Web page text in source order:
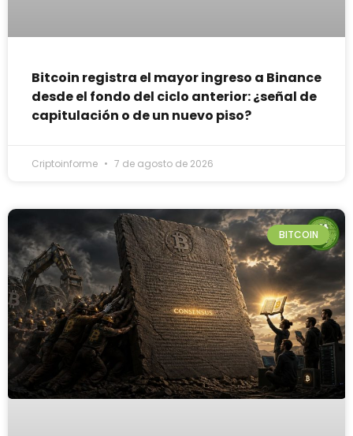
Bitcoin registra el mayor ingreso a Binance
desde el fondo del ciclo anterior: ¿señal de
capitulación o de un nuevo piso?
Criptoinforme 7 de agosto de 2026
BITCOIN